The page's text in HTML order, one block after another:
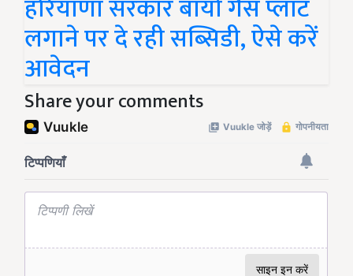
हरियाणा सरकार बायो गैस प्लांट
लगाने पर दे रही सब्सिडी, ऐसे करें
आवेदन
Share your comments